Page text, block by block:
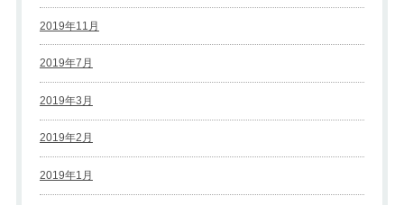
2019年11月
2019年7月
2019年3月
2019年2月
2019年1月